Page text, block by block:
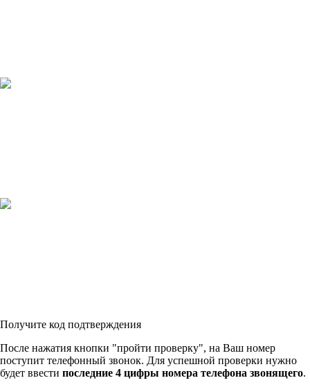
Получите код подтверждения
После нажатия кнопки "пройти проверку", на Ваш номер
поступит телефонный звонок. Для успешной проверки нужно
будет ввести последние 4 цифры номера телефона звонящего.